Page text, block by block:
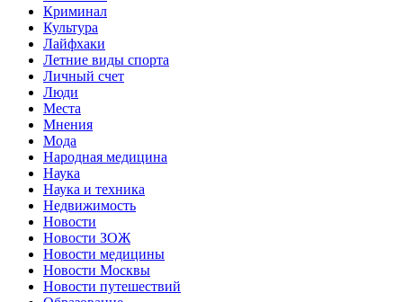
Криминал
Культура
Лайфхаки
Летние виды спорта
Личный счет
Люди
Места
Мнения
Мода
Народная медицина
Наука
Наука и техника
Недвижимость
Новости
Новости ЗОЖ
Новости медицины
Новости Москвы
Новости путешествий